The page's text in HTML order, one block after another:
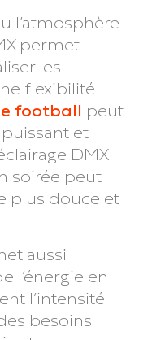
l’atmosphère
permet
les
flexibilité
football peut
et
DMX
soirée peut
plus douce et
aussi
l’énergie en
l’intensité
besoins